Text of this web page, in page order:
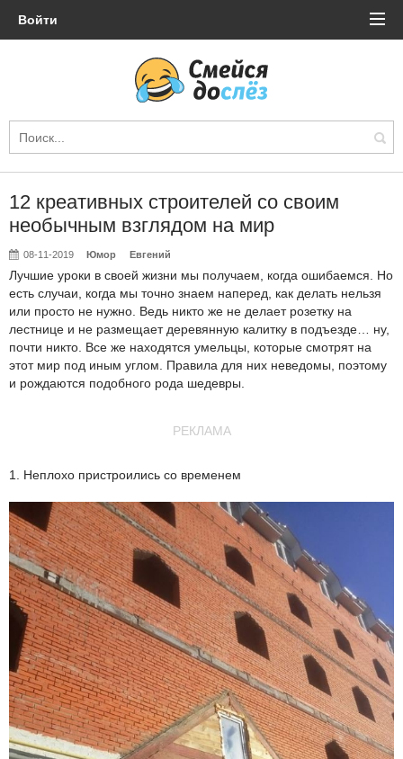
Войти
12 креативных строителей со своим
необычным взглядом на мир
08-11-2019 Юмор Евгений
Лучшие уроки в своей жизни мы получаем, когда ошибаемся. Но
есть случаи, когда мы точно знаем наперед, как делать нельзя
или просто не нужно. Ведь никто же не делает розетку на
лестнице и не размещает деревянную калитку в подъезде… ну,
почти никто. Все же находятся умельцы, которые смотрят на
этот мир под иным углом. Правила для них неведомы, поэтому
и рождаются подобного рода шедевры.
РЕКЛАМА
1. Неплохо пристроились со временем